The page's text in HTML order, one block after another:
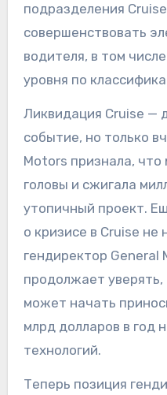
подразделения
совершенствовать
водителя, в том
уровня по
Ликвидация Cruise —
событие, но только
Motors признала,
головы и сжигала
утопичный проект.
о кризисе в Cruise не
гендиректор
продолжает уверять,
может начать
млрд долларов в год
технологий.
Теперь позиция